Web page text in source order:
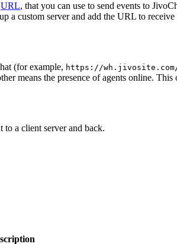
URL, that you can use to send events to
a custom server and add the URL to
(for example, https://
means the presence of agents online.
to a client server and back.